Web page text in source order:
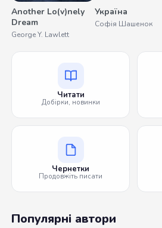
Another Lo(v)nely
Dream
George Y. Lawlett
Україна
Софія Шашенок
Читати
Добірки, новинки
Чернетки
Продовжіть писати
Популярні автори